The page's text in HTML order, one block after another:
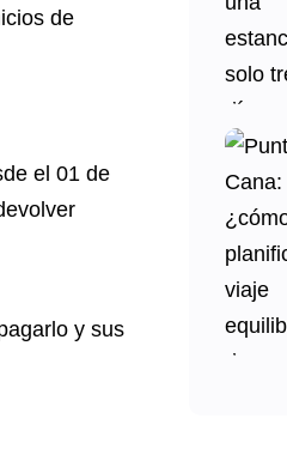
de
el 01 de
y sus